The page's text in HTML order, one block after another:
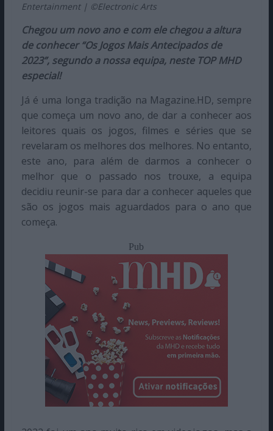
Entertainment | ©Electronic Arts
Chegou um novo ano e com ele chegou a altura
de conhecer “Os Jogos Mais Antecipados de
2023”, segundo a nossa equipa, neste TOP MHD
especial!
Já é uma longa tradição na Magazine.HD, sempre
que começa um novo ano, de dar a conhecer aos
leitores quais os jogos, filmes e séries que se
revelaram os melhores dos melhores. No entanto,
este ano, para além de darmos a conhecer o
melhor que o passado nos trouxe, a equipa
decidiu reunir-se para dar a conhecer aqueles que
são os jogos mais aguardados para o ano que
começa.
Pub